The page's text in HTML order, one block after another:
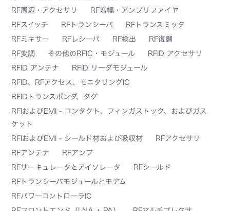
RF周辺・アクセサリ
RF増幅・アンプリファイヤ
RFスイッチ
RFトランシーバ
RFトランスミッタ
RFミキサー
RFレシーバ RF検出
RF復調
RF変調
その他のRFIC・モジュール
RFID アクセサリ
RFID アンテナ
RFID リーダモジュール
RFID、RFアクセス、モニタリングIC
RFIDトランスポンダ、タグ
RFIおよびEMI - コンタクト、フィンガストック、およびガス
ケット
RFIおよびEMI - シールド材および吸収材
RFアクセサリ
RFアンテナ
RFアンプ
RFサーキュレータとアイソレータ
RFシールド
RFトランシーバモジュールとモデム
RFパワーコントローラIC